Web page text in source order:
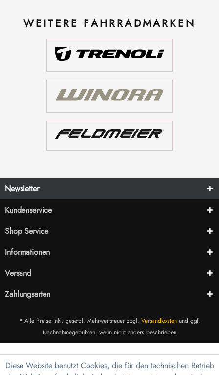
WEITERE FAHRRADMARKEN
Newsletter
Kundenservice
Shop Service
Informationen
Versand
Zahlungsarten
* Alle Preise inkl. gesetzl. Mehrwertsteuer zzgl. Versandkostenund ggf.
Nachnahmegebühren, wenn nicht anders beschrieben
Diese Website benutzt Cookies, die für den technischen Betrieb